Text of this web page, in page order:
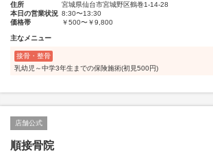
住所
宮城県仙台市宮城野区鶴巻1-14-28
本日の営業状況 8:30〜13:30
価格帯
￥500〜￥9,800
主なメニュー
接骨・整骨
乳幼児～中学3年生までの保険施術(初見500円)
店舗公式
順接骨院